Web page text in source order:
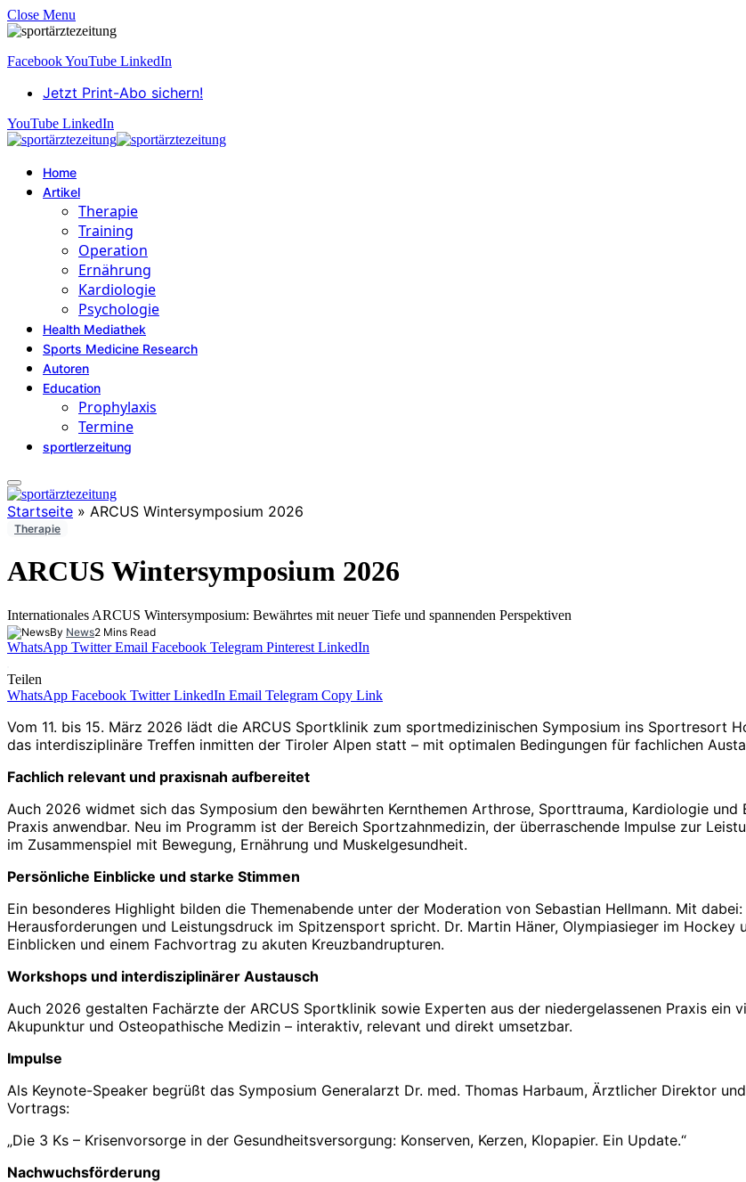
Close Menu
FacebookYouTube LinkedIn
Jetzt Print-Abo sichern!
YouTube LinkedIn
Home
Artikel
Therapie
Training
Operation
Ernährung
Kardiologie
Psychologie
Health Mediathek
Sports Medicine Research
Autoren
Education
Prophylaxis
Termine
sportlerzeitung
Startseite » ARCUS Wintersymposium 2026
Therapie
ARCUS Wintersymposium 2026
Internationales ARCUS Wintersymposium: Bewährtes mit neuer Tiefe und spannenden Perspektiven
By News2 Mins Read
WhatsApp Twitter Email Facebook Telegram Pinterest LinkedIn
Teilen
WhatsApp Facebook Twitter LinkedIn Email Telegram Copy Link
Vom 11. bis 15. März 2026 lädt die ARCUS Sportklinik zum sportmedizinischen Symposium ins Sportresort
das interdisziplinäre Treffen inmitten der Tiroler Alpen statt – mit optimalen Bedingungen für fachlichen
Fachlich relevant und praxisnah aufbereitet
Auch 2026 widmet sich das Symposium den bewährten Kernthemen Arthrose, Sporttrauma, Kardiologie
Praxis anwendbar. Neu im Programm ist der Bereich Sportzahnmedizin, der überraschende Impulse zur
im Zusammenspiel mit Bewegung, Ernährung und Muskelgesundheit.
Persönliche Einblicke und starke Stimmen
Ein besonderes Highlight bilden die Themenabende unter der Moderation von Sebastian Hellmann. Mit
Herausforderungen und Leistungsdruck im Spitzensport spricht. Dr. Martin Häner, Olympiasieger im
Einblicken und einem Fachvortrag zu akuten Kreuzbandrupturen.
Workshops und interdisziplinärer Austausch
Auch 2026 gestalten Fachärzte der ARCUS Sportklinik sowie Experten aus der niedergelassenen Praxis ein
Akupunktur und Osteopathische Medizin – interaktiv, relevant und direkt umsetzbar.
Impulse
Als Keynote-Speaker begrüßt das Symposium Generalarzt Dr. med. Thomas Harbaum, Ärztlicher Direktor
Vortrags:
„Die 3 Ks – Krisenvorsorge in der Gesundheitsversorgung: Konserven, Kerzen, Klopapier. Ein Update.“
Nachwuchsförderung